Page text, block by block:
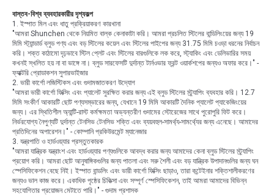
বাস্তব-বিশ্ব ব্যবহারকারীর দৃশ্যকল্প
1. ইস্পাত মিল এবং ধাতু প্রক্রিয়াকরণ কারখানা
"আমরা Shunchen থেকে নিয়মিত বাল্ক কেনাকাটা করি। আমরা প্রচলিত স্টিলের বান্ডিলিংয়ের জন্য 19
মিমি স্ট্যান্ডার্ড ব্লুড পণ্য এবং বড় স্টিলের কয়েল এবং স্টিলের পাইপের জন্য 31.75 মিমি চওড়া ধরনের নির্বাচন
করি। শক্ত কাঠামো দৃঢ়ভাবে স্টিল প্লেট এবং স্টিলের বারগুলিকে লক করে, স্ট্যাকিং এবং ডেলিভারির সময়
কখনই স্খলিত হয় না বা ভাঙ্গে না। ব্লুড সারফেসটি দুর্দান্ত টার্নওভার ফ্রন্ট ওয়ার্কশপের জন্যও অফার করে।" -
ফ্যাক্টরি প্রোডাকশন সুপারভাইজার
2. ভারী কার্গো লজিস্টিকস এবং গুদামজাতকরণ উদ্যোগ
"আমরা ভারী কার্গো ফিক্সিং এবং প্যালেট সুরক্ষিত করার জন্য এই ব্লুড স্টিলের স্ট্র্যাপিং ব্যবহার করি। 12.7
মিমি সংকীর্ণ আকারটি ছোট পণ্যসম্ভারের জন্য, যেখানে 19 মিমি আকারটি দৈনিক প্যালেট প্যাকেজিংয়ের
জন্য। এর স্থিতিশীল অ্যান্টি-রাস্ট কর্মক্ষমতা অভ্যন্তরীণ গুদামের স্টোরেজের সাথে পুরোপুরি ফিট করে।
নির্ভরযোগ্য নৈপুণ্যটি দুর্দান্ত টেনসিভ টেনসিভ শক্তি এবং ব্যয়বহুল-সামর্থ্য-সামর্থ্যের জন্য এনেছে। আমাদের
প্রতিদিনের অপারেশন।" - কোম্পানি প্রকিউরমেন্ট ম্যানেজার
3. যন্ত্রপাতি ও হার্ডওয়্যার প্রস্তুতকারক
"আমরা যান্ত্রিক যন্ত্রাংশ এবং হার্ডওয়্যার পণ্যগুলিকে আবদ্ধ করার জন্য আমাদের কেনা ব্লুড স্টিলের স্ট্র্যাপিং
প্রয়োগ করি। আমরা ছোট আনুষাঙ্গিকগুলির জন্য পাতলা এবং সরু শৈলী এবং বড় যান্ত্রিক উপাদানগুলির জন্য ঘন
স্পেসিফিকেশন বেছে নিই। ইস্পাত বান্ডলিং এবং ভারী কার্গো ফিক্সিং ছাড়াও, তারা কন্টেইনার শক্তিশালীকরণের
জন্যও ভাল কাজ করে। একাধিক পৃষ্ঠের চিকিত্সা এবং সম্পূর্ণ স্পেসিফিকেশন, তাই আমরা আমাদের বিভিন্ন
সহযোগিতার প্রয়োজন মেটাতে পারি।" - গুদাম প্রশাসক